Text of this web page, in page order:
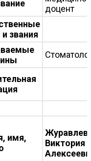
доцент
звания
имя,
Виктория